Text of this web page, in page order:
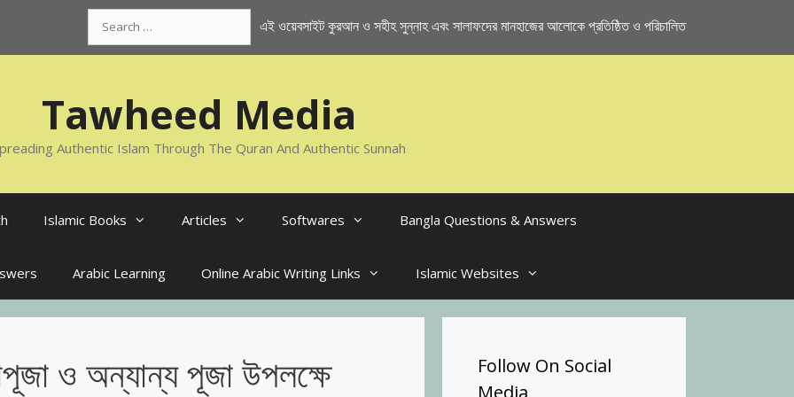
for:
এই ওয়েবসাইট কুরআন ও সহীহ সুন্নাহ এবং সালাফদের মানহাজের আলোকে প্রতিষ্ঠিত ও পরিচালিত
Tawheed Media
Authentic Islam Through The Quran And Authentic Sunnah
Islamic Books Articles Softwares Bangla Questions & Answers
Arabic Learning Online Arabic Writing Links Islamic Websites
ও অন্যান্য পূজা উপলক্ষে
Follow On Social
Media